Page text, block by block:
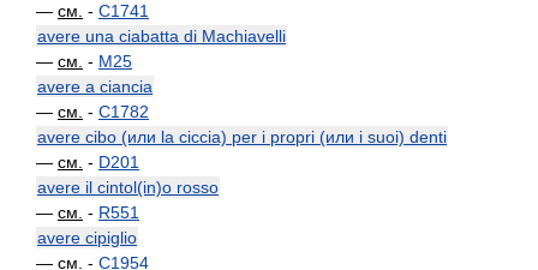
— см. - C1741
avere una ciabatta di Machiavelli
— см. - M25
avere a ciancia
— см. - C1782
avere cibo (или la ciccia) per i propri (или i suoi) denti
— см. - D201
avere il cintol(in)o rosso
— см. - R551
avere cipiglio
— см. - C1954